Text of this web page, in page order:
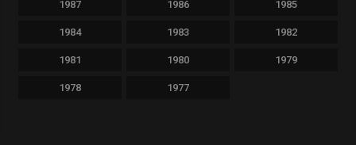
1987 1986 1985
1984 1983 1982
1981 1980 1979
1978 1977